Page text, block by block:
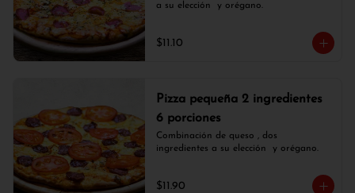
a su elección  y orégano.
$11.10
Pizza pequeña 2 ingredientes
6 porciones
Combinación de queso , dos
ingredientes a su elección  y orégano.
$11.90